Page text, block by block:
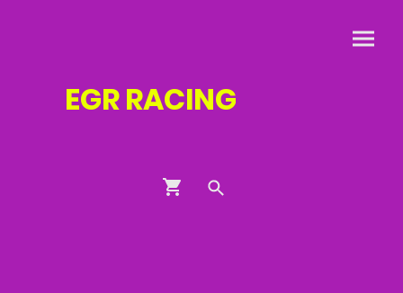
EGRRACING